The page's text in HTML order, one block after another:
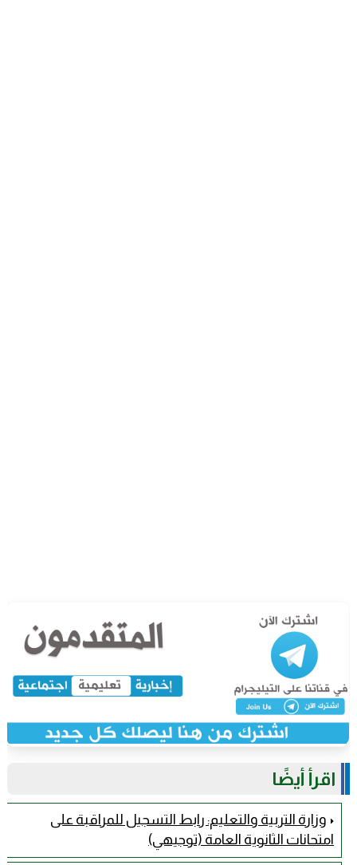
اقرأ أيضًا
وزارة التربية والتعليم: رابط التسجيل للمراقبة على
امتحانات الثانوية العامة (توجيهي)